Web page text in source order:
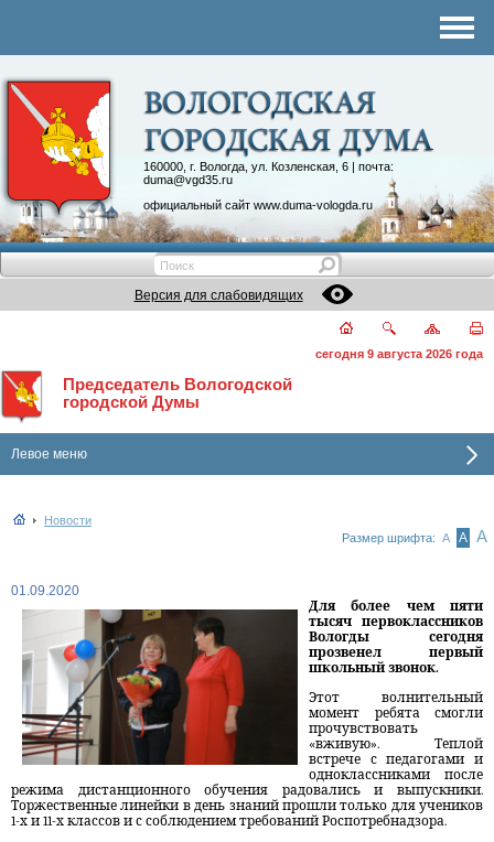
160000, г. Вологда, ул. Козленская, 6 | почта:
duma@vgd35.ru
официальный сайт www.duma-vologda.ru
Контакты
Депутатские объединения
Версия для слабовидящих
сегодня 9 августа 2026 года
Председатель Вологодской
городской Думы
Левое меню
Новости
Размер шрифта: А А А
01.09.2020
Для более чем пяти
тысяч первоклассников
Вологды сегодня
прозвенел первый
школьный звонок.
Этот волнительный
момент ребята смогли
прочувствовать
«вживую». Теплой
встрече с педагогами и
одноклассниками после
режима дистанционного обучения радовались и выпускники.
Торжественные линейки в день знаний прошли только для учеников
1-х и 11-х классов и с соблюдением требований Роспотребнадзора.